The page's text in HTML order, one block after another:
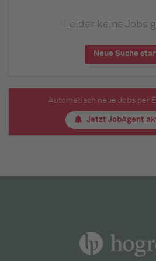
Leider keine Jobs
Neue Suche
Automatisch neue Jobs per
Jetzt JobAgent